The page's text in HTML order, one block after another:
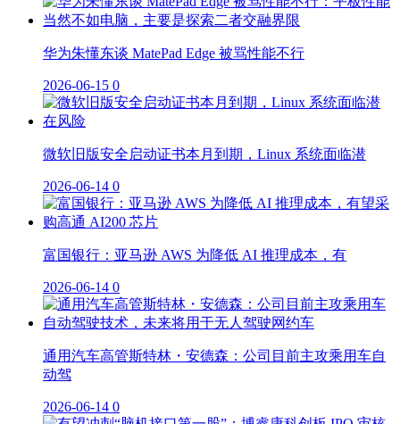
华为朱懂东谈 MatePad Edge 被骂性能不行
2026-06-15 0
微软旧版安全启动证书本月到期，Linux 系统面临潜
2026-06-14 0
富国银行：亚马逊 AWS 为降低 AI 推理成本，有
2026-06-14 0
通用汽车高管斯特林・安德森：公司目前主攻乘用车自
动驾
2026-06-14 0